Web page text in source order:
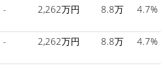
- 2,262万円 8.8万 4.7%
- 2,262万円 8.8万 4.7%